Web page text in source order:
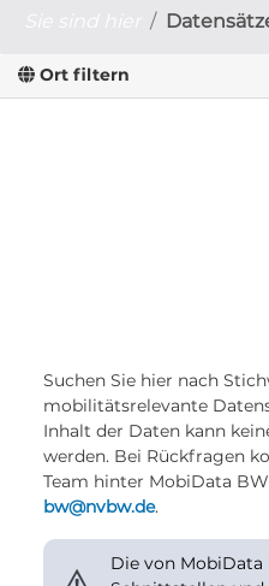
Ort filtern
Suchen Sie hier nach
mobilitätsrelevante
Inhalt der Daten kann
werden. Bei Rückfragen
Team hinter MobiData
bw@nvbw.de.
Die von